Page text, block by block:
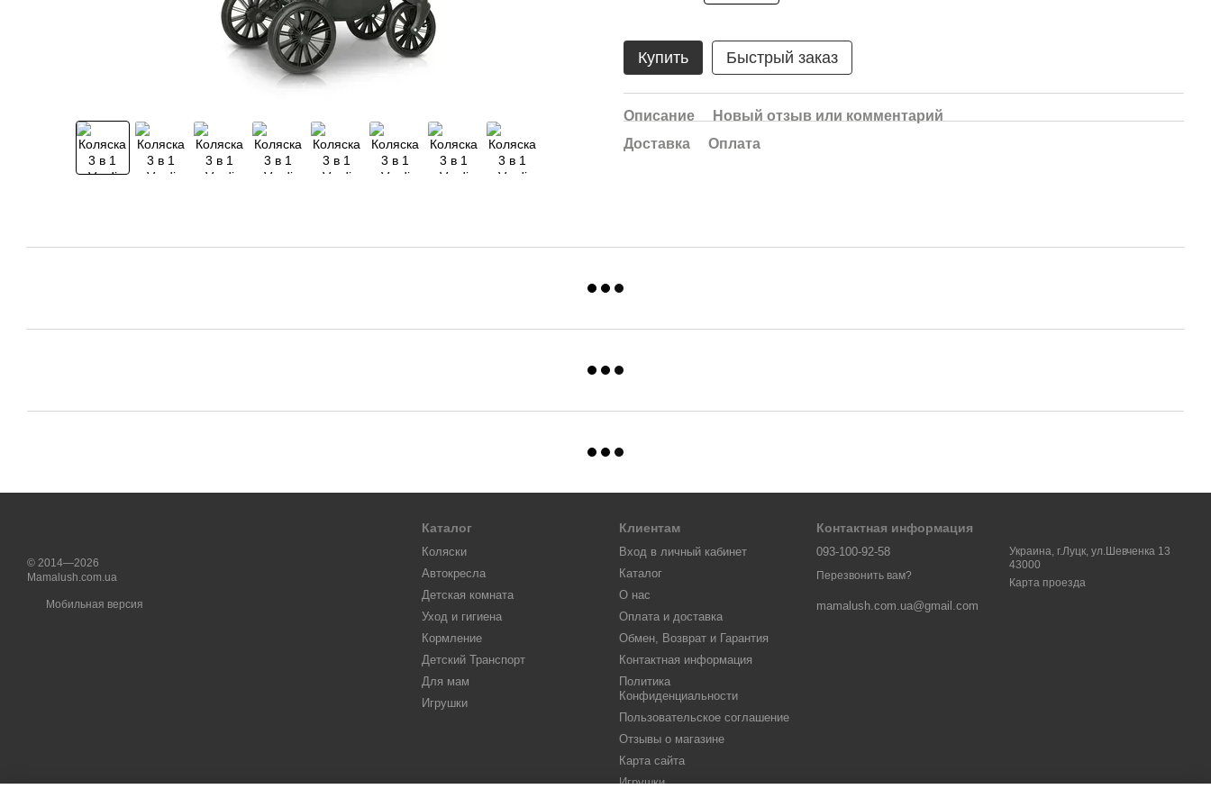
Купить Быстрый заказ
Описание
Новый отзыв или комментарий
Доставка
Оплата
© 2014—2026
Mamalush.com.ua
Мобильная версия
Каталог
Коляски
Автокресла
Детская комната
Уход и гигиена
Кормление
Детский Транспорт
Для мам
Игрушки
Клиентам
Вход в личный кабинет
Каталог
О нас
Оплата и доставка
Обмен, Возврат и Гарантия
Контактная информация
Политика
Конфиденциальности
Пользовательское соглашение
Отзывы о магазине
Карта сайта
Игрушки
Контактная информация
093-100-92-58
Перезвонить вам?
mamalush.com.ua@gmail.com
Украина, г.Луцк, ул.Шевченка 13
43000
Карта проезда